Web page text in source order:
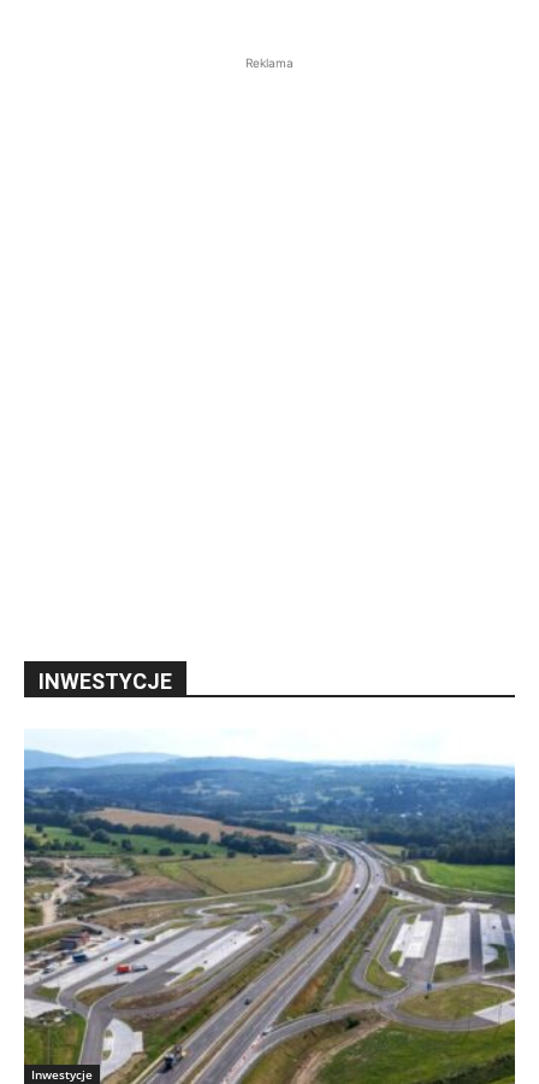
Reklama
INWESTYCJE
Inwestycje